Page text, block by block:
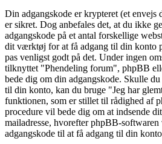
Din adgangskode er krypteret (et
er sikret. Dog anbefales det, at du ikke
adgangskode på et antal forskellige
dit værktøj for at få adgang til din konto
pas venligst godt på det. Under ingen
tilknyttet "Phendeling forum", phpBB
bede dig om din adgangskode. Skulle
til din konto, kan du bruge "Jeg har
funktionen, som er stillet til rådighed af
procedure vil bede dig om at indsende
mailadresse, hvorefter phpBB-softwaren
adgangskode til at få adgang til din